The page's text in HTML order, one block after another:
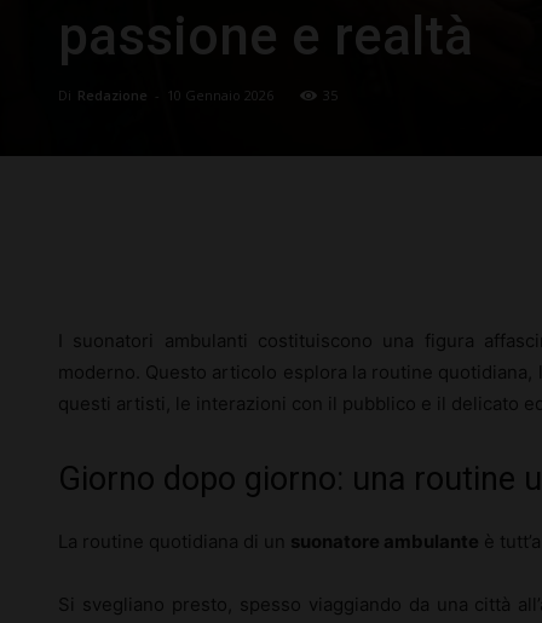
passione e realtà
Di Redazione 10 Gennaio 2026 35
I suonatori ambulanti costituiscono una figura
moderno. Questo articolo esplora la routine
questi artisti, le interazioni con il pubblico e il delicato
Giorno dopo giorno: una routine
La routine quotidiana di un suonatore ambulante è
Si svegliano presto, spesso viaggiando da una città